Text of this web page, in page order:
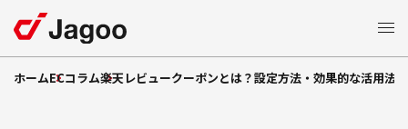
サービス一覧
ホームECコラム楽天レビュークーポンとは？設定方法・効果的な活用法